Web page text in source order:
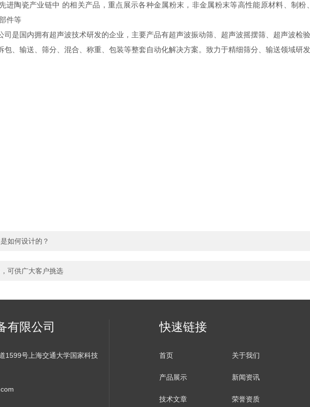
进陶瓷产业链中 的相关产品，重点展示各种金属粉末，非金属粉末等高性能原材料、制
件等
司是国内拥有超声波技术研发的企业，主要产品有超声波振动筛、超声波摇摆筛、超声波
包、输送、筛分、混合、称重、包装等整套自动化解决方案。致力于精细筛分、输送领域研
如何设计的？
可供广大客户挑选
有限公司
1599号上海交通大学国家科技
快速链接
首页 关于我们
产品展示 新闻资讯
技术文章 荣誉资质